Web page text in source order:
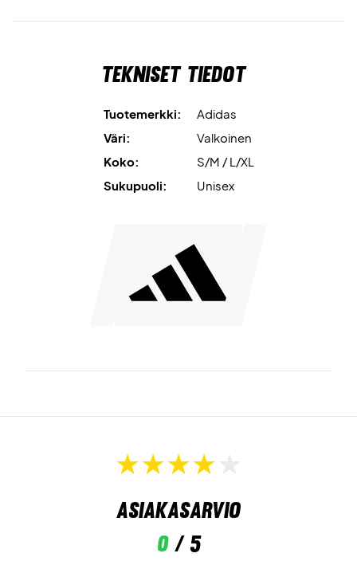
Tekniset tiedot
Tuotemerkki:
Adidas
Väri:
Valkoinen
Koko:
S/M / L/XL
Sukupuoli:
Unisex
Asiakasarvio
0/ 5